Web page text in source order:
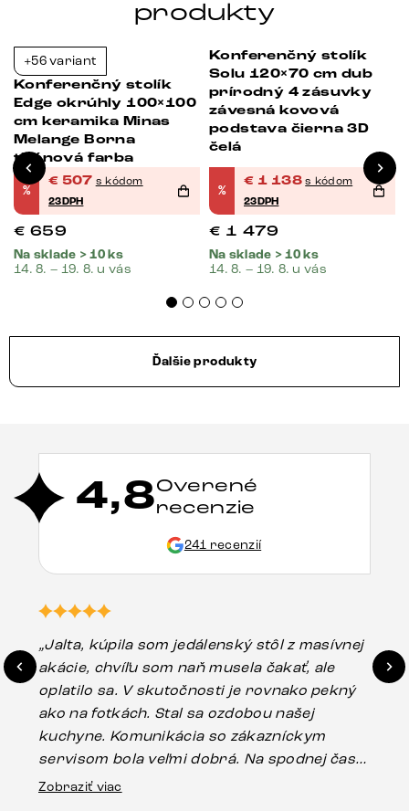
produkty
+56 variant
Konferenčný stolík
Edge okrúhly 100×100
cm keramika Minas
Melange Borna
titánová farba
%
€ 507 s kódom
23DPH
€ 659
Na sklade > 10 ks
14. 8. – 19. 8. u vás
-23%
Konferenčný stolík
Solu 120×70 cm dub
prírodný 4 zásuvky
závesná kovová
podstava čierna 3D
čelá
%
€ 1 138 s kódom
23DPH
€ 1 479
Na sklade > 10 ks
14. 8. – 19. 8. u vás
Ďalšie produkty
4,8Overené
recenzie
241 recenzií
„Jalta, kúpila som jedálenský stôl z masívnej
akácie, chvíľu som naň musela čakať, ale
oplatilo sa. V skutočnosti je rovnako pekný
ako na fotkách. Stal sa ozdobou našej
kuchyne. Komunikácia so zákazníckym
servisom bola veľmi dobrá. Na spodnej časti
stola bolo malé poškodenie, pravdepodobne
Zobraziť viac